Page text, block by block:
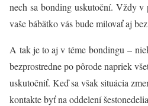
nech sa bonding uskutoční. Vždy v
vaše bábätko vás bude milovať aj
A tak je to aj v téme bondingu –
bezprostredne po pôrode napriek
uskutočniť. Keď sa však situácia
kontakte byť na oddelení